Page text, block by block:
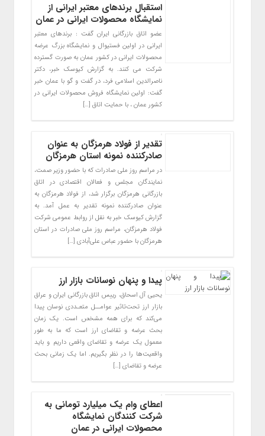
استقبال برندهای معتبر ایرانی از
نمایشگاه محصولات ایرانی در عمان
عضو اتاق بازرگانی ایران گفت : برندهای معتبر
ایرانی در اولین فستیوال و نمایشگاه بزرگ عرضه
محصولات ایرانی در کشور عمان به صورت گسترده
شرکت می کنند. به گزارش کیوسک خبر، دکتر
ناصرالدین اسلامی فرد، در گفت و گو با عمان خبر
گفت: اولین نمایشگاه فروش محصولات ایرانی در
کشور عمان ، با حمایت اتاق […]
تقدیر از فولاد هرمزگان به عنوان
صادرکننده نمونه استان هرمزگان
در مراسم روز ملی صادرات که ‌با حضور وزیر صمت،
نمایندگان مجلس و فعالان اقتصادی در اتاق
بازرگانی هرمزگان برگزار شد، از فولاد هرمزگان به
عنوان صادرکننده نمونه تقدیر به عمل آمد. به
گزارش کیوسک خبر به نقل از روابط عمومی شرکت
فولاد هرمزگان، مراسم روز ملی صادرات در استان
هرمزگان با حضور عباس علی‌آبادی […]
پیدا و پنهان نوسانات بازار ارز
یحیی آل اسحاق، رییس اتاق بازرگانی ایران و عراق
بازار ارز تحت‌تاثیر عوامــل متعـددی نوسان پیدا
می‌کند که برای همه مشخص است. یک زمان
بحث عرضه و تقاضای ارز است که ما به طور
معمول یک عرضه و تقاضای واقعی داریم و باید
واقعیت‌ها را در نظر بگیریم. اما یک زمانی بحث
عرضه و تقاضای […]
اعطای وام یک میلیارد تومانی به
شرکت‌ کنندگان نمایشگاه
محصولات ایرانی در عمان